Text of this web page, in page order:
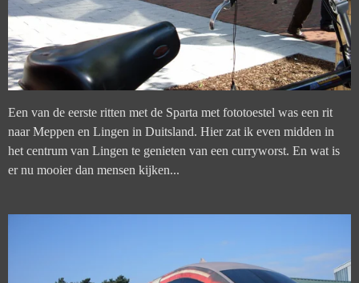
Een van de eerste ritten met de Sparta met fototoestel was een rit
naar Meppen en Lingen in Duitsland. Hier zat ik even midden in
het centrum van Lingen te genieten van een curryworst. En wat is
er nu mooier dan mensen kijken...